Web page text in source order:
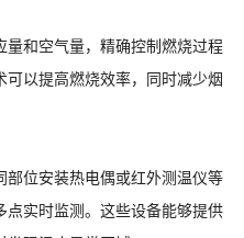
量和空气量，精确控制燃烧过程
以提高燃烧效率，同时减少烟
部位安装热电偶或红外测温仪等
实时监测。这些设备能够提供